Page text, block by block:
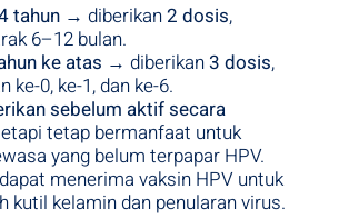
tahun→ diberikan2 dosis,
6–12 bulan.
ke atas → diberikan3 dosis,
ke-0, ke-1, dan ke-6.
sebelum aktif secara
tetap bermanfaat untuk
yang belum terpapar HPV.
menerima vaksin HPV untuk
kutil kelamin dan penularan virus.